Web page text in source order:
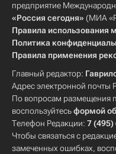
предприятие
«Россия сегодня» (МИА
Правила использования
Политика
Правила применения
Главный редактор:
Адрес электронной почты
По вопросам размещения
воспользуйтесьформой
Телефон Редакции: 7 (495)
Чтобы связаться с
замеченных ошибках,